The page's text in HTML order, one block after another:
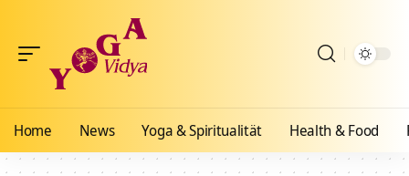
Home News Yoga & Spiritualität Health & Food